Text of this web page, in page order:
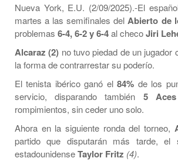
Nueva York, E.U. (2/09/2025).-El
martes a las semifinales del Abierto de
problemas 6-4, 6-2 y 6-4al checoJiri
Alcaraz (2) no tuvo piedad de un jugador
la forma de contrarrestar su poderío.
El tenista ibérico ganó el84% de los
servicio, disparando también 5 Aces
rompimientos, sin ceder uno solo.
Ahora en la siguiente ronda del torneo,
partido que disputarán más tarde, el
estadounidenseTaylor Fritz (4).